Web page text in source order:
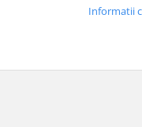
Informatii